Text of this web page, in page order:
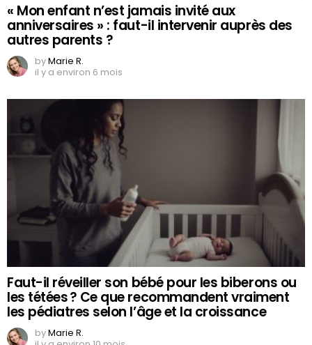
« Mon enfant n’est jamais invité aux
anniversaires » : faut-il intervenir auprès des
autres parents ?
byMarie R.
il y a environ 6 mois
Faut-il réveiller son bébé pour les biberons ou
les tétées ? Ce que recommandent vraiment
les pédiatres selon l’âge et la croissance
byMarie R.